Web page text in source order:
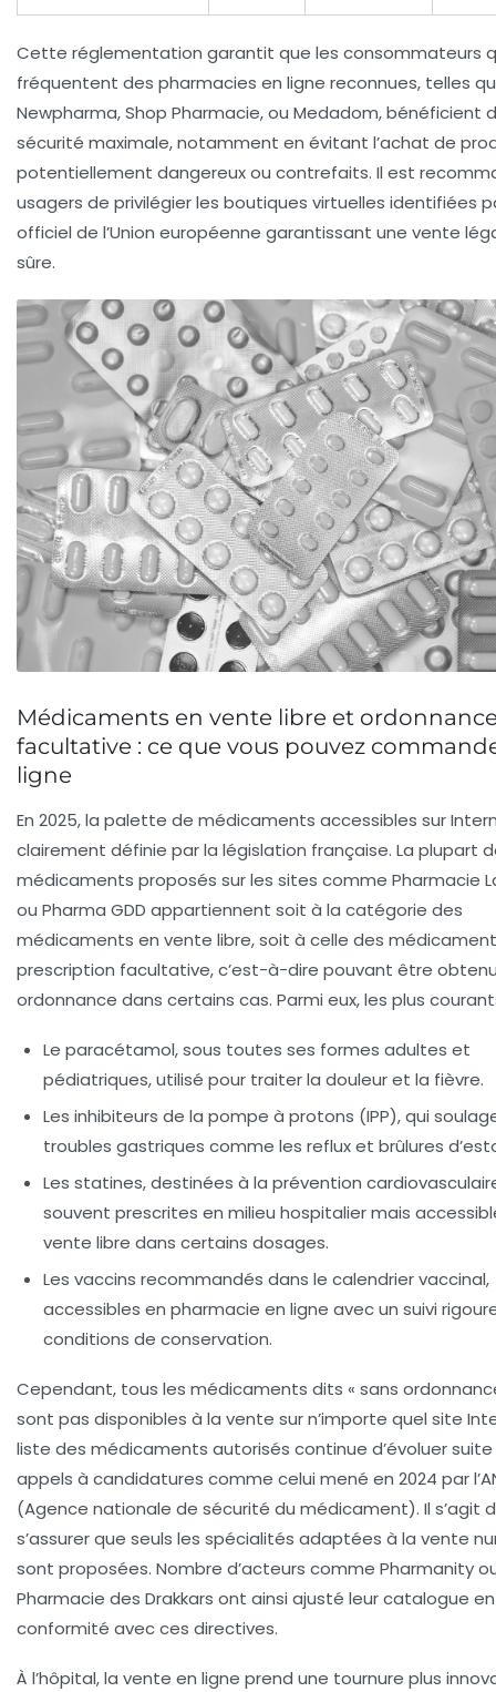
Cette réglementation garantit que les consommateurs
fréquentent des pharmacies en ligne reconnues, telles
Newpharma, Shop Pharmacie, ou Medadom, bénéficient
sécurité maximale, notamment en évitant l’achat de
potentiellement dangereux ou contrefaits. Il est
usagers de privilégier les boutiques virtuelles identifiées
officiel de l’Union européenne garantissant une vente
sûre.
Médicaments en vente libre et
facultative : ce que vous pouvez
ligne
En 2025, la palette de médicaments accessibles sur
clairement définie par la législation française. La plupart
médicaments proposés sur les sites comme Pharmacie
ou Pharma GDD appartiennent soit à la catégorie des
médicaments en vente libre, soit à celle des
prescription facultative, c’est-à-dire pouvant être
ordonnance dans certains cas. Parmi eux, les plus
Le paracétamol, sous toutes ses formes adultes et
pédiatriques, utilisé pour traiter la douleur et la fièvre.
Les inhibiteurs de la pompe à protons (IPP), qui
troubles gastriques comme les reflux et brûlures
Les statines, destinées à la prévention
souvent prescrites en milieu hospitalier mais
vente libre dans certains dosages.
Les vaccins recommandés dans le calendrier vaccinal,
accessibles en pharmacie en ligne avec un suivi
conditions de conservation.
Cependant, tous les médicaments dits « sans
sont pas disponibles à la vente sur n’importe quel site
liste des médicaments autorisés continue d’évoluer
appels à candidatures comme celui mené en 2024 par
(Agence nationale de sécurité du médicament). Il s’agit
s’assurer que seuls les spécialités adaptées à la vente
sont proposées. Nombre d’acteurs comme Pharmanity
Pharmacie des Drakkars ont ainsi ajusté leur catalogue en
conformité avec ces directives.
À l’hôpital, la vente en ligne prend une tournure plus